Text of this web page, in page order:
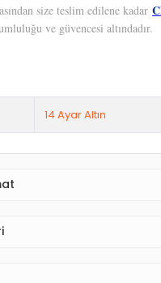
size teslim edilene kadar
ve güvencesi altındadır.
14 Ayar Altın